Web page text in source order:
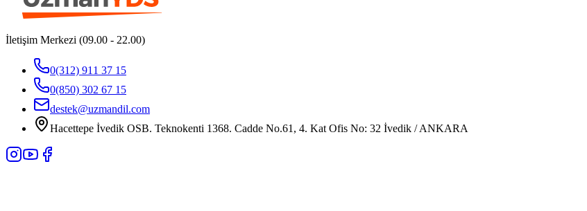
İletişim Merkezi (09.00 - 22.00)
0(312) 911 37 15
0(850) 302 67 15
destek@uzmandil.com
Hacettepe İvedik OSB. Teknokenti 1368. Cadde No.61, 4. Kat Ofis No: 32 İvedik / ANKARA